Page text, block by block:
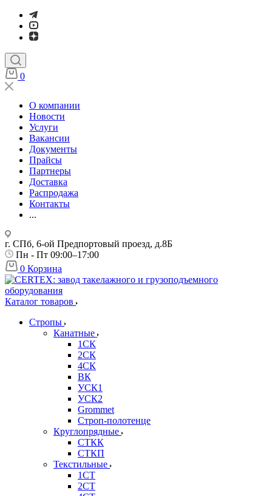
0
О компании
Новости
Услуги
Вакансии
Документы
Прайсы
Партнеры
Доставка
Распродажа
Контакты
...
г. СПб, 6-ой Предпортовый проезд, д.8Б
Пн - Пт 09:00–17:00
0 Корзина
Каталог товаров
Стропы
Канатные
1СК
2СК
4СК
ВК
УСК1
УСК2
Grommet
Строп-полотенце
Круглопрядные
СТКК
СТКП
Текстильные
1СТ
2СТ